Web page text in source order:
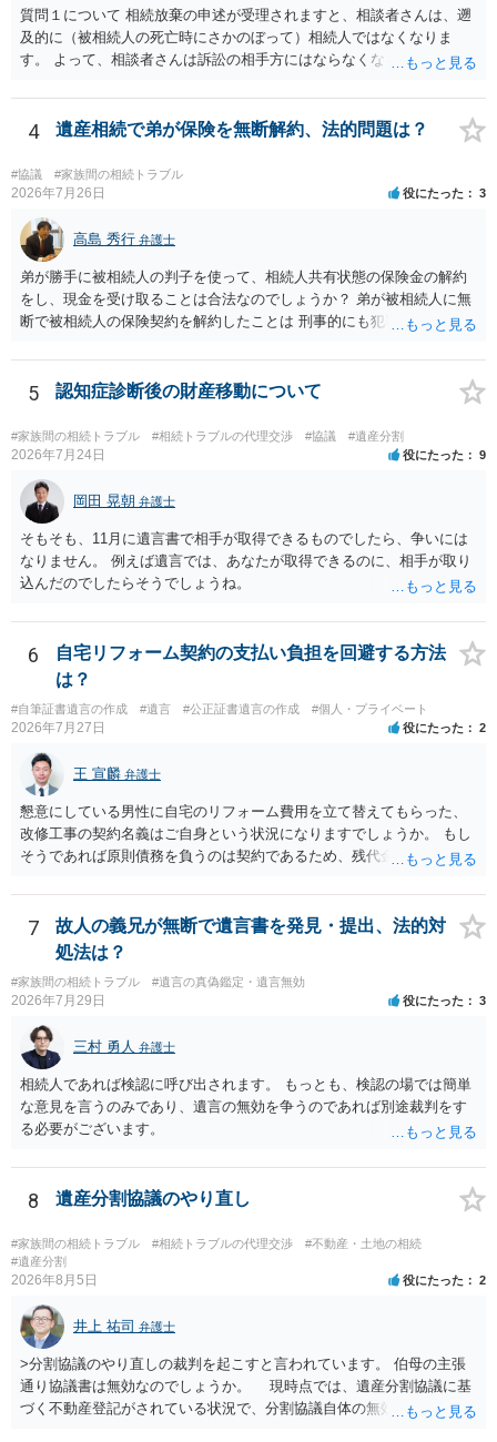
質問１について 相続放棄の申述が受理されますと、相談者さんは、遡
及的に（被相続人の死亡時にさかのぼって）相続人ではなくなりま
す。 よって、相談者さんは訴訟の相手方にはならなくなるので（明け
理証明を家庭裁判所で取得し、コピーを答弁書に添えて裁判所に提出
してください。 質問２について 請求棄却を求める答弁書を提出すれ
ば、第１回期日は出席する必要がありません。その日は差支え（用事
があり出席できない）との記載で十分です。 質問３について 弁護士で
はないので、ｍｉｎｔｓでの提出の必要は無いと思います。郵送（期
限までに届けばよい）で十分です。 詳細は、書面記載の裁判所書記官
にお問い合わせください。 以上、ご参考まで。
4 遺産相続で弟が保険を無断解約、法的問題は？
#協議 #家族間の相続トラブル
2026年7月26日 役にたった 3
高島 秀行 弁護士
弟が勝手に被相続人の判子を使って、相続人共有状態の保険金の解約
をし、現金を受け取ることは合法なのでしょうか？ 弟が被相続人に無
断で被相続人の保険契約を解約したことは 刑事的にも犯罪となる可能
された書類のコピーを取得して、弁護士に面談で詳しい事情を話して
相談 されたら良いと思います。
5 認知症診断後の財産移動について
#家族間の相続トラブル #相続トラブルの代理交渉 #協議 #遺産分割
2026年7月24日 役にたった 9
岡田 晃朝 弁護士
そもそも、11月に遺言書で相手が取得できるものでしたら、争いには
なりません。 例えば遺言では、あなたが取得できるのに、相手が取り
込んだのでしたらそうでしょうね。
6
自宅リフォーム契約の支払い負担を回避する方法
は？
#自筆証書遺言の作成 #遺言 #公正証書遺言の作成 #個人・プライベート
2026年7月27日 役にたった 2
王 宣麟 弁護士
懇意にしている男性に自宅のリフォーム費用を立て替えてもらった、
改修工事の契約名義はご自身という状況になりますでしょうか。 もし
そうであれば原則債務を負うのは契約であるため、残代金を捻出して
ます。 入籍した場合でも、原則契約者が単独で全ての債務を負うこと
には変わりがありません。 なかなか対応に難しい案件であり、公開の
場でアドバイスを行うのも限界があるように思われますので、資料等
を持参のうえ個別に弁護士に相談されることをお勧めします。
7
故人の義兄が無断で遺言書を発見・提出、法的対
処法は？
#家族間の相続トラブル #遺言の真偽鑑定・遺言無効
2026年7月29日 役にたった 3
三村 勇人 弁護士
相続人であれば検認に呼び出されます。 もっとも、検認の場では簡単
な意見を言うのみであり、遺言の無効を争うのであれば別途裁判をす
る必要がございます。
8 遺産分割協議のやり直し
#家族間の相続トラブル #相続トラブルの代理交渉
#不動産・土地の相続
#遺産分割
2026年8月5日 役にたった 2
井上 祐司 弁護士
>分割協議のやり直しの裁判を起こすと言われています。 伯母の主張
通り協議書は無効なのでしょうか。 現時点では、遺産分割協議に基
づく不動産登記がされている状況で、分割協議自体の無効を裁判所が